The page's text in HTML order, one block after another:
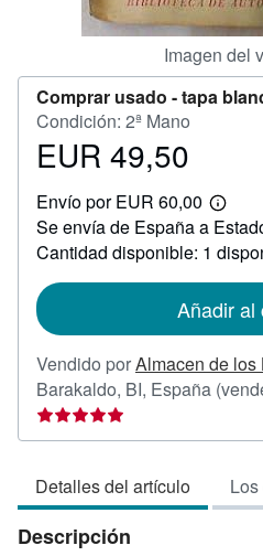
Imagen del
Comprar usado -tapa
Condición: 2ª Mano
Precio
49,50
EUR 49,50
Envío por EUR 60,00
Más
sobre
las
envío
Se envía de España a
Cantidad disponible: 1
Añadir al
Vendido porAlmacen de
Barakaldo, BI, España
Detalles del artículo
Descripción